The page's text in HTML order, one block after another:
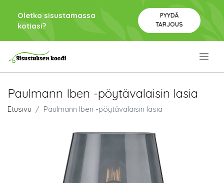
Oletko sisustamassa
kotiasi?
PYYDÄ
TARJOUS
Paulmann Iben -pöytävalaisin lasia
Etusivu Paulmann Iben -pöytävalaisin lasia